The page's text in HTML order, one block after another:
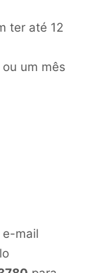
ter até 12
um mês
e-mail